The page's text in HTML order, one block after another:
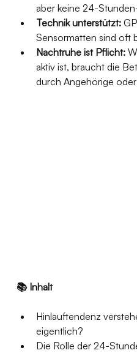
aber keine 24-
Technik unterstützt:
Sensormatten sind oft
Nachtruhe ist Pflicht:
aktiv ist, braucht die
durch Angehörige
📚 Inhalt
Hinlauftendenz
eigentlich?
Die Rolle der 24-